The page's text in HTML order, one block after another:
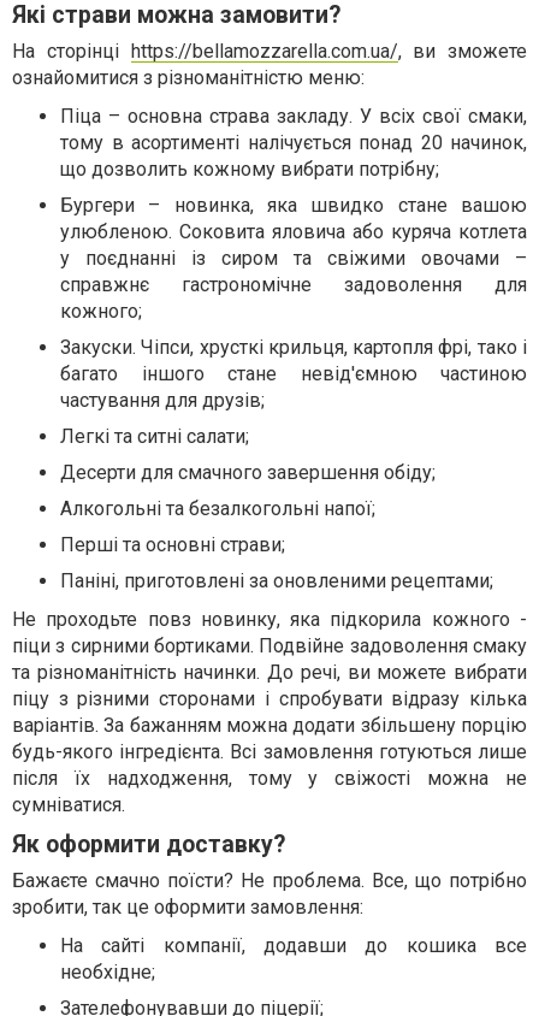
Які страви можна замовити?
На сторінці https://bellamozzarella.com.ua/, ви зможете
ознайомитися з різноманітністю меню:
Піца – основна страва закладу. У всіх свої смаки,
тому в асортименті налічується понад 20 начинок,
що дозволить кожному вибрати потрібну;
Бургери – новинка, яка швидко стане вашою
улюбленою. Соковита яловича або куряча котлета
у поєднанні із сиром та свіжими овочами –
справжнє гастрономічне задоволення для
кожного;
Закуски. Чіпси, хрусткі крильця, картопля фрі, тако і
багато іншого стане невід'ємною частиною
частування для друзів;
Легкі та ситні салати;
Десерти для смачного завершення обіду;
Алкогольні та безалкогольні напої;
Перші та основні страви;
Паніні, приготовлені за оновленими рецептами;
Не проходьте повз новинку, яка підкорила кожного -
піци з сирними бортиками. Подвійне задоволення смаку
та різноманітність начинки. До речі, ви можете вибрати
піцу з різними сторонами і спробувати відразу кілька
варіантів. За бажанням можна додати збільшену порцію
будь-якого інгредієнта. Всі замовлення готуються лише
після їх надходження, тому у свіжості можна не
сумніватися.
Як оформити доставку?
Бажаєте смачно поїсти? Не проблема. Все, що потрібно
зробити, так це оформити замовлення:
На сайті компанії, додавши до кошика все
необхідне;
Зателефонувавши до піцерії;